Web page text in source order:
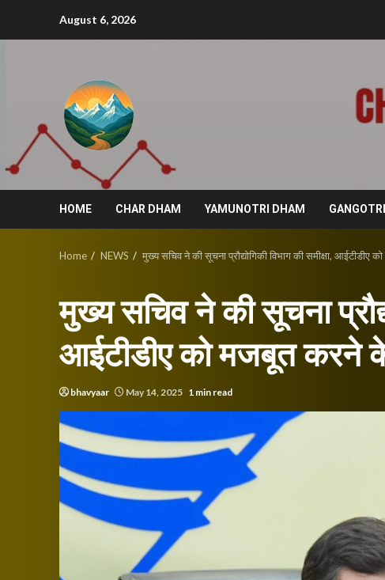
August 6, 2026
HOME CHAR DHAM YAMUNOTRI DHAM
Home NEWS मुख्य सचिव ने की सूचना प्रौद्योगिकी विभाग की समीक्षा, आईटीडीए
मुख्य सचिव ने की सूचना
आईटीडीए को मजबूत करने के
bhavyaar May 14, 2025 1 min read